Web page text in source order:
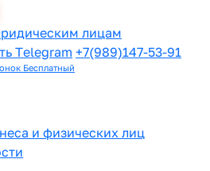
лицам
Telegram +7(989)147-53-91
Бесплатный
и физических лиц